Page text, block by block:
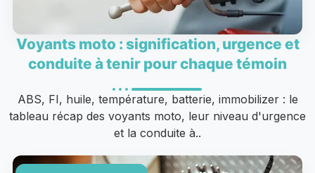
Voyants moto : signification, urgence et
conduite à tenir pour chaque témoin
ABS, FI, huile, température, batterie, immobilizer : le
tableau récap des voyants moto, leur niveau d'urgence
et la conduite à..